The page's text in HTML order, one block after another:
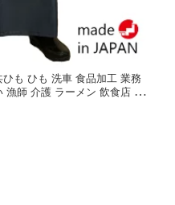
も ひも 洗車 食品加工 業務
漁師 介護 ラーメン 飲食店 食
農 精肉 鮮魚 丈夫 腰下前掛